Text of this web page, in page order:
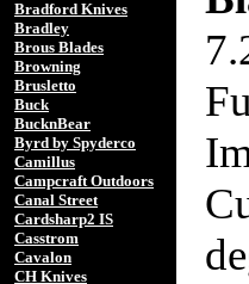
Bradford Knives
Bradley
Brous Blades
Browning
Brusletto
Buck
BucknBear
Byrd by Spyderco
Camillus
Campcraft Outdoors
Canal Street
Cardsharp2 IS
Casstrom
Cavalon
CH Knives